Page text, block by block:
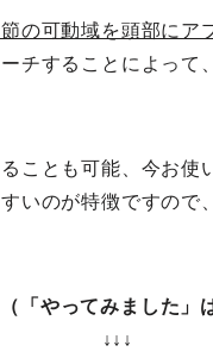
の可動域を頭部にア
チすることによって
ことも可能、今お使
いのが特徴ですので
「やってみました」
↓↓↓